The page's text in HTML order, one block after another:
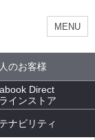
MENU
のお客様
Direct
インストア
ナビリティ